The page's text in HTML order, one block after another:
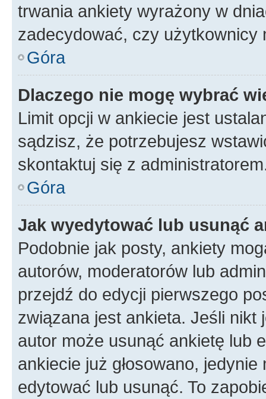
trwania ankiety wyrażony w
zadecydować, czy użytkownicy
Góra
Dlaczego nie mogę wybrać
Limit opcji w ankiecie jest
sądzisz, że potrzebujesz
skontaktuj się z
Góra
Jak wyedytować lub usunąć
Podobnie jak posty, ankiety
autorów, moderatorów lub
przejdź do edycji pierwszego
związana jest ankieta. Jeśli nikt
autor może usunąć ankietę lub
ankiecie już głosowano,
edytować lub usunąć. To